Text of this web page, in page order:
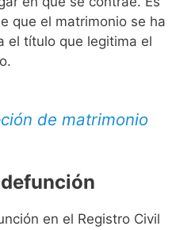
que el matrimonio se ha
el título que legitima el
de matrimonio
en el Registro Civil